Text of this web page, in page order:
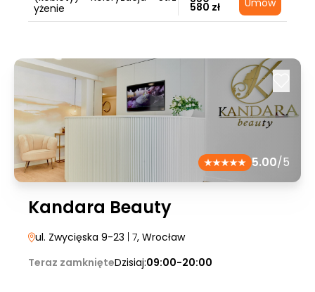
yżenie
580 zł Umów
5.00/5
Kandara Beauty
ul. Zwycięska 9-23 | 7, Wrocław
Teraz zamknięteDzisiaj:09:00-20:00